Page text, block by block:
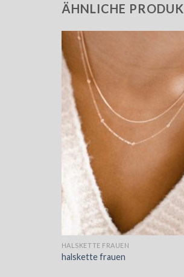
ÄHNLICHE
HALSKETTE FRAUEN
halskette frauen